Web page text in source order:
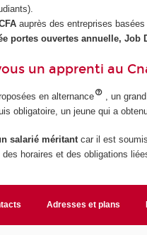
auprès des entreprises
portes ouvertes annuelle, Job
un apprenti au
en alternance
, un
obligatoire, un jeune qui a
salarié méritantcar il est
horaires et des obligations
Adresses et plans